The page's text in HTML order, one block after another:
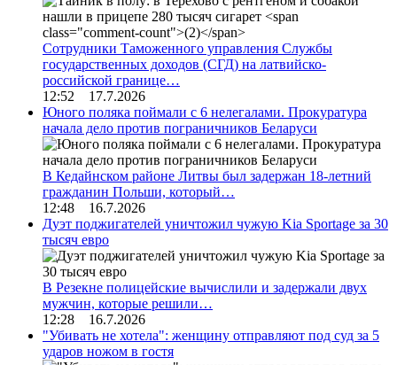
Сотрудники Таможенного управления Службы
государственных доходов (СГД) на латвийско-
российской границе…
12:52 17.7.2026
Юного поляка поймали с 6 нелегалами. Прокуратура
начала дело против пограничников Беларуси
В Кедайнском районе Литвы был задержан 18-летний
гражданин Польши, который…
12:48 16.7.2026
Дуэт поджигателей уничтожил чужую Kia Sportage за 30
тысяч евро
В Резекне полицейские вычислили и задержали двух
мужчин, которые решили…
12:28 16.7.2026
"Убивать не хотела": женщину отправляют под суд за 5
ударов ножом в гостя